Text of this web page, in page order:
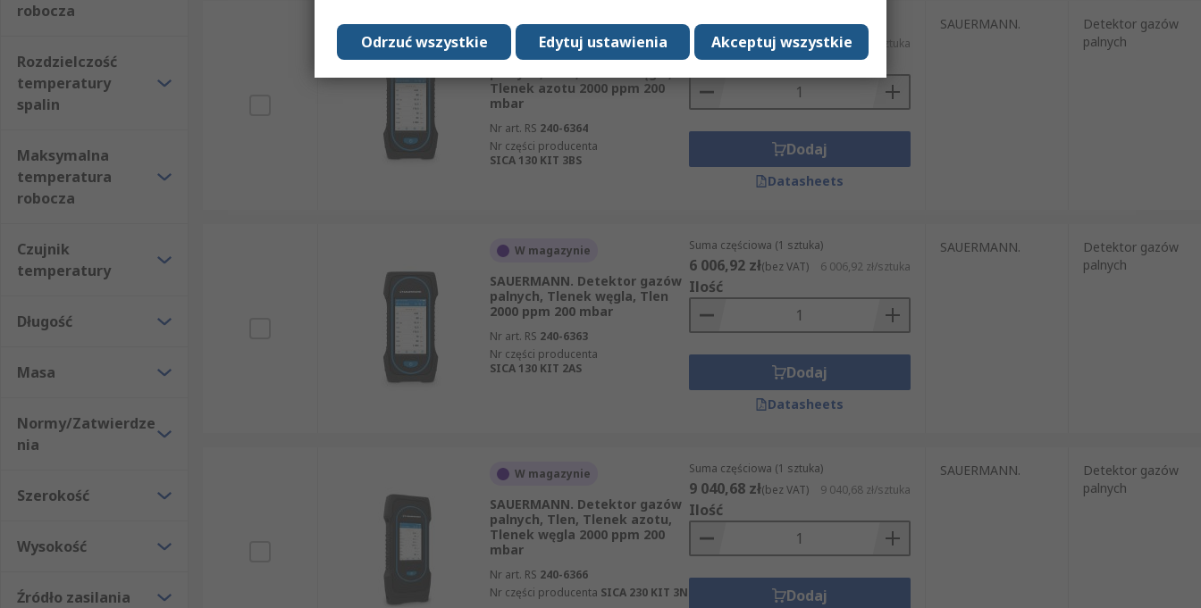
robocza
Rozdzielczość
temperatury
spalin
Maksymalna
temperatura
robocza
Czujnik
temperatury
Długość
Masa
Normy/Zatwierdze
nia
Szerokość
Wysokość
Źródło zasilania
W magazynie
SAUERMANN. Detektor gazów
Tlenek azotu 2000 ppm 200
mbar
Nr art. RS 240-6364
Nr części producenta
SICA 130 KIT 3BS
Suma częściowa (1 sztuka)
8 009,19 zł(bez VAT) 8 009,19 zł/sztuka
Ilość
Dodaj
Datasheets
SAUERMANN.
Detektor gazów
palnych
W magazynie
SAUERMANN. Detektor gazów
palnych, Tlenek węgla, Tlen
2000 ppm 200 mbar
Nr art. RS 240-6363
Nr części producenta
SICA 130 KIT 2AS
Suma częściowa (1 sztuka)
6 006,92 zł(bez VAT) 6 006,92 zł/sztuka
Ilość
Dodaj
Datasheets
SAUERMANN.
Detektor gazów
palnych
W magazynie
SAUERMANN. Detektor gazów
palnych, Tlen, Tlenek azotu,
Tlenek węgla 2000 ppm 200
mbar
Nr art. RS 240-6366
Nr części producenta SICA 230 KIT 3N
Suma częściowa (1 sztuka)
9 040,68 zł(bez VAT) 9 040,68 zł/sztuka
Ilość
Dodaj
SAUERMANN.
Detektor gazów
palnych
Akceptuj wszystkie
Edytuj ustawienia
Odrzuć wszystkie